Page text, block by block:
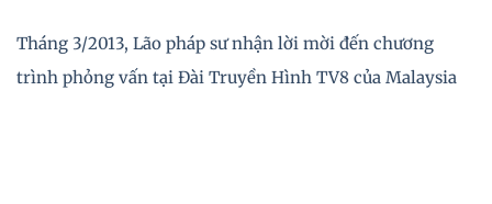
Tháng 3/2013, Lão pháp sư nhận lời mời đến chương
trình phỏng vấn tại Đài Truyền Hình TV8 của Malaysia